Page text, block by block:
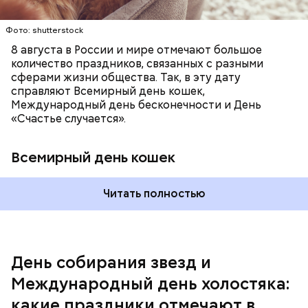
Фото: shutterstock
8 августа в России и мире отмечают большое
количество праздников, связанных с разными
сферами жизни общества. Так, в эту дату
справляют Всемирный день кошек,
Международный день бесконечности и День
«Счастье случается».
Всемирный день кошек
Читать полностью
День собирания звезд и
Международный день холостяка:
они уже не будут холостяками.
Спагетти из кабачков